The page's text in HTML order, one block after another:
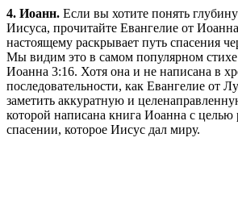
4. Иоанн. Если вы хотите понять
Иисуса, прочитайте Евангелие от
настоящему раскрывает путь спасения
Мы видим это в самом популярном
Иоанна 3:16. Хотя она и не написана в
последовательности, как Евангелие от
заметить аккуратную и
которой написана книга Иоанна с целью
спасении, которое Иисус дал миру.